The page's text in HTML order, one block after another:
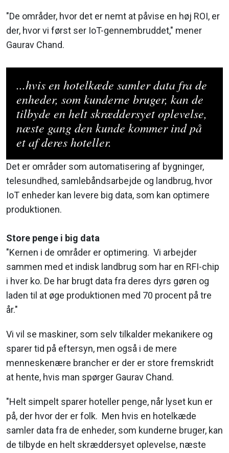
"De områder, hvor det er nemt at påvise en høj ROI, er
der, hvor vi først ser IoT-gennembruddet," mener
Gaurav Chand.
...hvis en hotelkæde samler data fra de
enheder, som kunderne bruger, kan de
tilbyde en helt skræddersyet oplevelse,
næste gang den kunde kommer ind på
et af deres hoteller.
Det er områder som automatisering af bygninger,
telesundhed, samlebåndsarbejde og landbrug, hvor
IoT enheder kan levere big data, som kan optimere
produktionen.
Store penge i big data
"Kernen i de områder er optimering. Vi arbejder
sammen med et indisk landbrug som har en RFI-chip
i hver ko. De har brugt data fra deres dyrs gøren og
laden til at øge produktionen med 70 procent på tre
år."
Vi vil se maskiner, som selv tilkalder mekanikere og
sparer tid på eftersyn, men også i de mere
menneskenære brancher er der er store fremskridt
at hente, hvis man spørger Gaurav Chand.
"Helt simpelt sparer hoteller penge, når lyset kun er
på, der hvor der er folk. Men hvis en hotelkæde
samler data fra de enheder, som kunderne bruger, kan
de tilbyde en helt skræddersyet oplevelse, næste